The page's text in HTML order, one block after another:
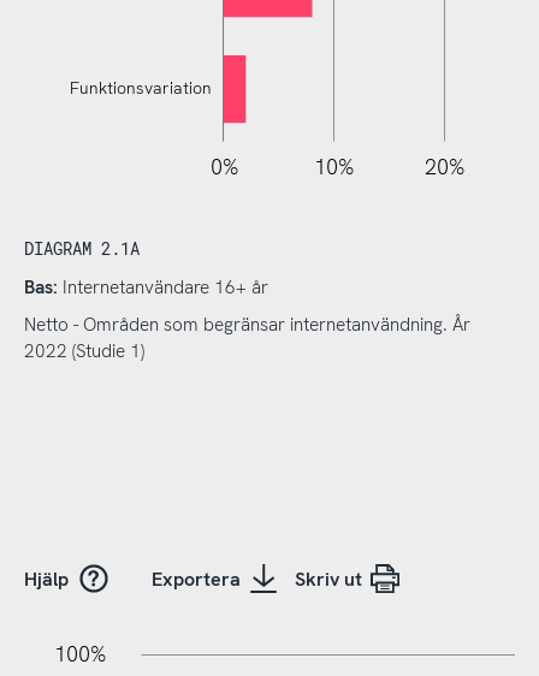
Funktionsvariation
110% 20%
10%
0%
-10%
-20%
DIAGRAM 2.1A
Bas: Internetanvändare 16+ år
Netto - Områden som begränsar internetanvändning. År
2022 (Studie 1)
Hjälp Exportera Skriv ut
100%